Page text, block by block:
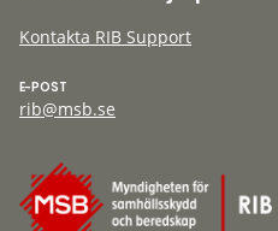
Kontakta RIB Support
E-POST
rib@msb.se